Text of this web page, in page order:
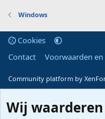
Windows
Cookies
Contact
Voorwaarden en
Community platform by
Wij